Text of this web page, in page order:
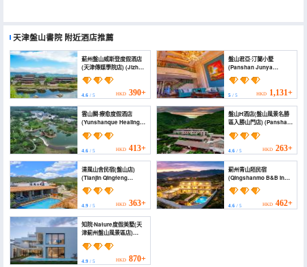
天津盤山書院 附近酒店推薦
薊州盤山威斯登度假酒店
(天津傳媒學院店) (Jizhou
Panshan Weisden
Resort Hotel (Tianjin
Media College))
4.6 / 5 HKD 390+
盤山君亞·汀蘭小墅
(Panshan Junya
Tinglan Villa)
5/ 5 HKD 1,131+
雲山闕·療愈度假酒店
(Yunshanque Healing
4.6 / 5 HKD 413+
盤山H酒店(盤山風景名勝
區入勝山門店) (Panshan
Scenic Area Cableway
Ticket Office))
4.6/ 5 HKD 263+
清風山舍民宿(盤山店)
(Tianjin Qingfeng
Shanshe Boutique
Homestay (Panshan
Branch))
4.9 / 5 HKD 363+
薊州青山陌民宿
(Qingshanmo B&B in
Zhangzhou)
4.6/ 5 HKD 462+
知院·Nature度假美墅(天
津薊州盤山風景區店)
4.9 / 5 HKD 870+